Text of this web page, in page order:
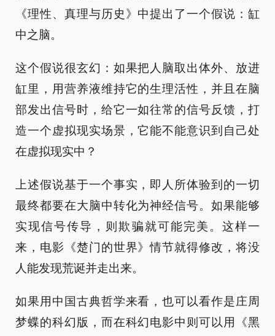
《理性、真理与历史》中提出了一个假说：缸
中之脑。
这个假说很玄幻：如果把人脑取出体外、放进
缸里，用营养液维持它的生理活性，并且在脑
部发出信号时，给它一如往常的信号反馈，打
造一个虚拟现实场景，它能不能意识到自己处
在虚拟现实中？
上述假说基于一个事实，即人所体验到的一切
最终都要在大脑中转化为神经信号。如果能够
实现信号传导，则欺骗就可能完美。这样一
来，电影《楚门的世界》情节就得修改，将没
人能发现荒诞并走出来。
如果用中国古典哲学来看，也可以看作是庄周
梦蝶的科幻版，而在科幻电影中则可以用《黑